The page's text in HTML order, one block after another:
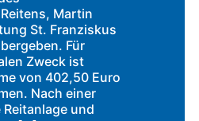
Martin
St. Franziskus
Für
Zweck ist
von 402,50 Euro
Nach einer
und